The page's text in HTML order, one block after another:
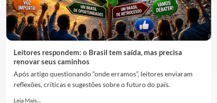
Leitores respondem: o Brasil tem saída, mas precisa
renovar seus caminhos
Após artigo questionando “onde erramos”, leitores enviaram
reflexões, críticas e sugestões sobre o futuro do país.
Leia Mais...